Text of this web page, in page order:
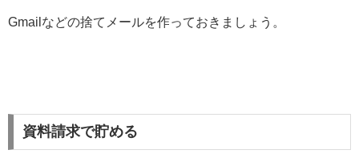
Gmailなどの捨てメールを作っておきましょう。
資料請求で貯める